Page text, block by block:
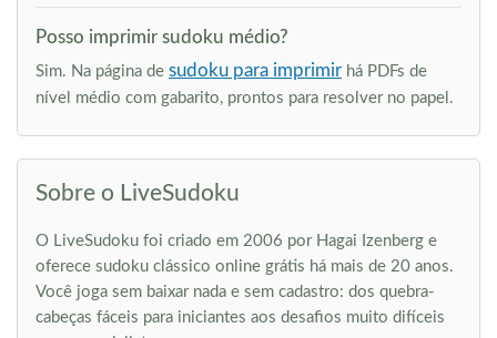
Posso imprimir sudoku médio?
Sim. Na página de sudoku para imprimir há PDFs de
nível médio com gabarito, prontos para resolver no papel.
Sobre o LiveSudoku
O LiveSudoku foi criado em 2006 por Hagai Izenberg e
oferece sudoku clássico online grátis há mais de 20 anos.
Você joga sem baixar nada e sem cadastro: dos quebra-
cabeças fáceis para iniciantes aos desafios muito difíceis